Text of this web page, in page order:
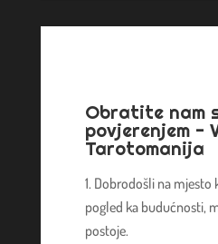
Obratite nam
povjerenjem -
Tarotomanija
Dobrodošli na mjesto
pogled ka budućnosti,
postoje.